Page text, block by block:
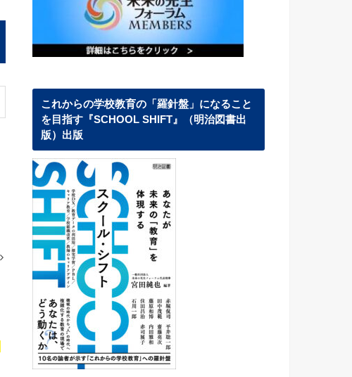
これからの学校教育の「羅針盤」になること
を目指す『SCHOOL SHIFT』（明治図書出
版）出版